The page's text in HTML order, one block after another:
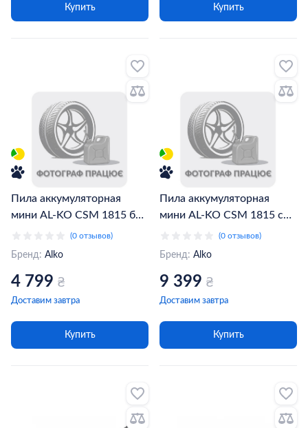
Купить Купить
Пила аккумуляторная
мини AL-KO CSM 1815 без
АКБ и ЗУ (114016)
(0 отзывов)
Бренд: Alko
4 799 ₴
Доставим завтра
Купить
Пила аккумуляторная
мини AL-KO CSM 1815 с
АКБ и ЗУ (114023)
(0 отзывов)
Бренд: Alko
9 399 ₴
Доставим завтра
Купить